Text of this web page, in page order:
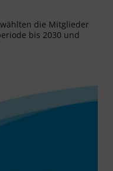
die Mitglieder
bis 2030 und